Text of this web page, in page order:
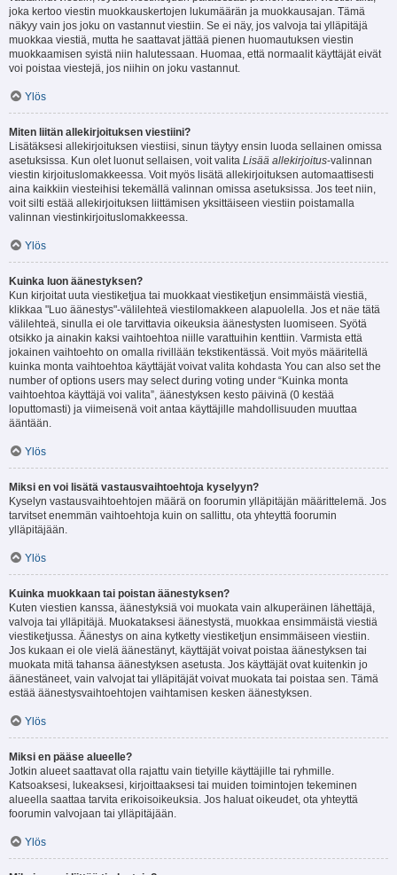
joka kertoo viestin muokkauskertojen lukumäärän ja muokkausajan. Tämä
näkyy vain jos joku on vastannut viestiin. Se ei näy, jos valvoja tai ylläpitäjä
muokkaa viestiä, mutta he saattavat jättää pienen huomautuksen viestin
muokkaamisen syistä niin halutessaan. Huomaa, että normaalit käyttäjät eivät
voi poistaa viestejä, jos niihin on joku vastannut.
Ylös
Miten liitän allekirjoituksen viestiini?
Lisätäksesi allekirjoituksen viestiisi, sinun täytyy ensin luoda sellainen omissa
asetuksissa. Kun olet luonut sellaisen, voit valita Lisää allekirjoitus-valinnan
viestin kirjoituslomakkeessa. Voit myös lisätä allekirjoituksen automaattisesti
aina kaikkiin viesteihisi tekemällä valinnan omissa asetuksissa. Jos teet niin,
voit silti estää allekirjoituksen liittämisen yksittäiseen viestiin poistamalla
valinnan viestinkirjoituslomakkeessa.
Ylös
Kuinka luon äänestyksen?
Kun kirjoitat uuta viestiketjua tai muokkaat viestiketjun ensimmäistä viestiä,
klikkaa "Luo äänestys"-välilehteä viestilomakkeen alapuolella. Jos et näe tätä
välilehteä, sinulla ei ole tarvittavia oikeuksia äänestysten luomiseen. Syötä
otsikko ja ainakin kaksi vaihtoehtoa niille varattuihin kenttiin. Varmista että
jokainen vaihtoehto on omalla rivillään tekstikentässä. Voit myös määritellä
kuinka monta vaihtoehtoa käyttäjät voivat valita kohdasta You can also set the
number of options users may select during voting under “Kuinka monta
vaihtoehtoa käyttäjä voi valita”, äänestyksen kesto päivinä (0 kestää
loputtomasti) ja viimeisenä voit antaa käyttäjille mahdollisuuden muuttaa
ääntään.
Ylös
Miksi en voi lisätä vastausvaihtoehtoja kyselyyn?
Kyselyn vastausvaihtoehtojen määrä on foorumin ylläpitäjän määrittelemä. Jos
tarvitset enemmän vaihtoehtoja kuin on sallittu, ota yhteyttä foorumin
ylläpitäjään.
Ylös
Kuinka muokkaan tai poistan äänestyksen?
Kuten viestien kanssa, äänestyksiä voi muokata vain alkuperäinen lähettäjä,
valvoja tai ylläpitäjä. Muokataksesi äänestystä, muokkaa ensimmäistä viestiä
viestiketjussa. Äänestys on aina kytketty viestiketjun ensimmäiseen viestiin.
Jos kukaan ei ole vielä äänestänyt, käyttäjät voivat poistaa äänestyksen tai
muokata mitä tahansa äänestyksen asetusta. Jos käyttäjät ovat kuitenkin jo
äänestäneet, vain valvojat tai ylläpitäjät voivat muokata tai poistaa sen. Tämä
estää äänestysvaihtoehtojen vaihtamisen kesken äänestyksen.
Ylös
Miksi en pääse alueelle?
Jotkin alueet saattavat olla rajattu vain tietyille käyttäjille tai ryhmille.
Katsoaksesi, lukeaksesi, kirjoittaaksesi tai muiden toimintojen tekeminen
alueella saattaa tarvita erikoisoikeuksia. Jos haluat oikeudet, ota yhteyttä
foorumin valvojaan tai ylläpitäjään.
Ylös